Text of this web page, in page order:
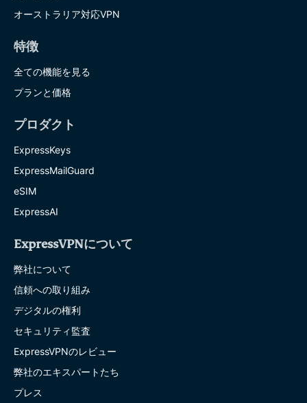
オーストラリア対応VPN
特徴
全ての機能を見る
プランと価格
プロダクト
ExpressKeys
ExpressMailGuard
eSIM
ExpressAI
ExpressVPNについて
弊社について
信頼への取り組み
デジタルの権利
セキュリティ監査
ExpressVPNのレビュー
弊社のエキスパートたち
プレス